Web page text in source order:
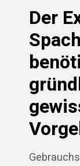
Der